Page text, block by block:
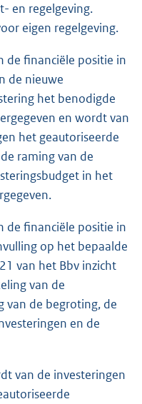
en regelgeving.
eigen regelgeving.
de financiële positie in
de nieuwe
het benodigde
en wordt van
het geautoriseerde
raming van de
in het
de financiële positie in
op het bepaalde
van het Bbv inzicht
van de
van de begroting, de
en de
van de investeringen